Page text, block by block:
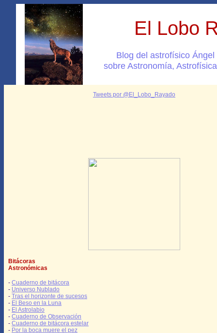
El Lobo
Blog del astrofísico
sobre Astronomía,
Tweets por @El_Lobo_Rayado
Bitácoras
Astronómicas
- Cuaderno de bitácora
- Universo Nublado
- Tras el horizonte de sucesos
- El Beso en la Luna
- El Astrolabio
- Cuaderno de Observación
- Cuaderno de bitácora estelar
- Por la boca muere el pez